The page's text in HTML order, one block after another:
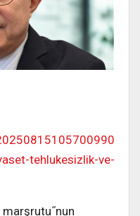
tehlukesizlik-ve-